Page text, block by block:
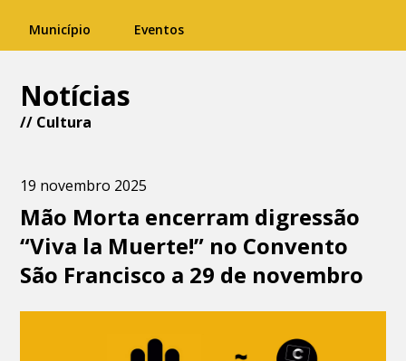
Município Eventos
Notícias
// Cultura
19 novembro 2025
Mão Morta encerram digressão
“Viva la Muerte!” no Convento
São Francisco a 29 de novembro